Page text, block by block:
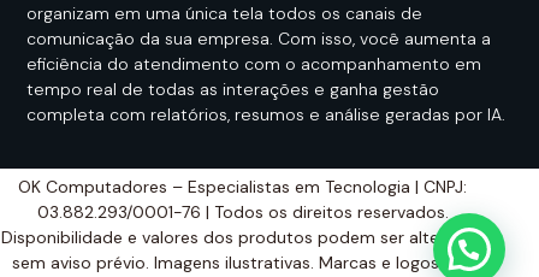
organizam em uma única tela todos os canais de
comunicação da sua empresa. Com isso, você aumenta a
eficiência do atendimento com o acompanhamento em
tempo real de todas as interações e ganha gestão
completa com relatórios, resumos e análise geradas por IA.
OK Computadores – Especialistas em Tecnologia | CNPJ:
03.882.293/0001-76 | Todos os direitos reservados.
Disponibilidade e valores dos produtos podem ser alterados
sem aviso prévio. Imagens ilustrativas. Marcas e logos são